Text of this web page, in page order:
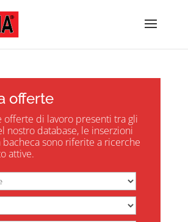
offerte
offerte di lavoro presenti tra gli
nostro database, le inserzioni
sono riferite a ricerche
attive.